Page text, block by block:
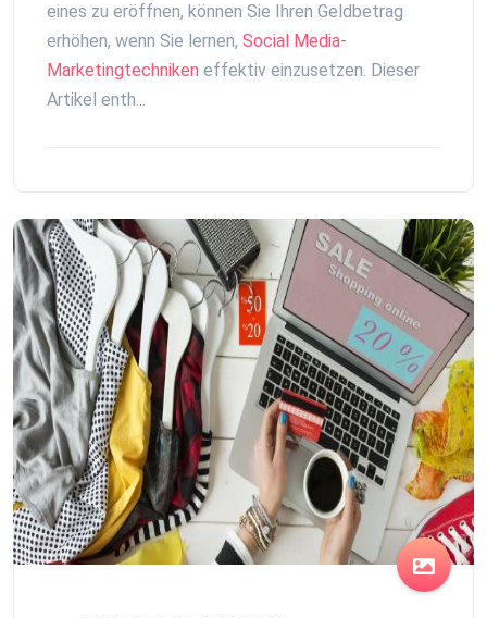
eines zu eröffnen, können Sie Ihren Geldbetrag
erhöhen, wenn Sie lernen, Social Media-
Marketingtechniken effektiv einzusetzen. Dieser
Artikel enth...